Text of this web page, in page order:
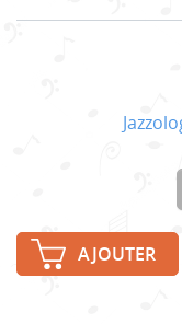
AJOUTER